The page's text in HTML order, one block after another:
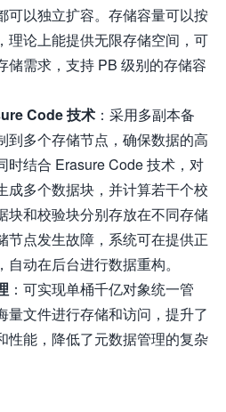
可以独立扩容。存储容量可以按
理论上能提供无限存储空间，可
储需求，支持 PB 级别的存储容
Code 技术 ：采用多副本备
到多个存储节点，确保数据的高
时结合 Erasure Code 技术，对
成多个数据块，并计算若干个校
块和校验块分别存放在不同存储
节点发生故障，系统可在提供正
动在后台进行数据重构。
：可实现单桶千亿对象统一管
量文件进行存储和访问，提升了
性能，降低了元数据管理的复杂